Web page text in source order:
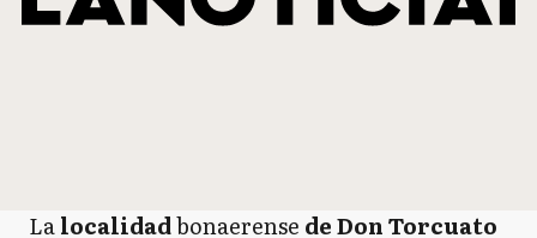
Lalocalidadbonaerense de Don Torcuato